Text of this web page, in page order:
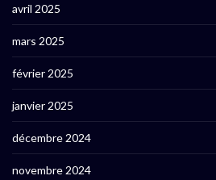
avril 2025
mars 2025
février 2025
janvier 2025
décembre 2024
novembre 2024